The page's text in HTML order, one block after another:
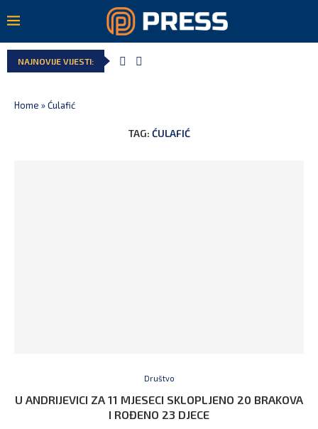
NAJNOVIJE VIJESTI:
Home »Ćulafić
TAG: ĆULAFIĆ
Društvo
U ANDRIJEVICI ZA 11 MJESECI SKLOPLJENO 20 BRAKOVA
I ROĐENO 23 DJECE